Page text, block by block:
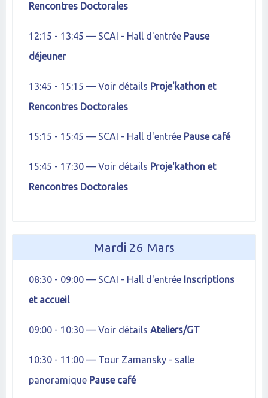
Rencontres Doctorales
12:15 - 13:45 — SCAI - Hall d'entrée Pause
déjeuner
13:45 - 15:15 — Voir détails Proje'kathon et
Rencontres Doctorales
15:15 - 15:45 — SCAI - Hall d'entrée Pause café
15:45 - 17:30 — Voir détails Proje'kathon et
Rencontres Doctorales
Mardi 26 Mars
08:30 - 09:00 — SCAI - Hall d'entrée Inscriptions
et accueil
09:00 - 10:30 — Voir détails Ateliers/GT
10:30 - 11:00 — Tour Zamansky - salle
panoramique Pause café